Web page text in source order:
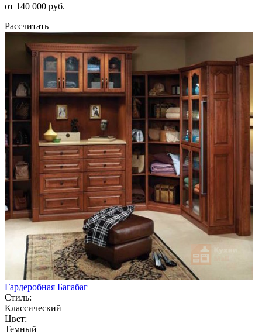
от 140 000 руб.
Рассчитать
Гардеробная Багабаг
Стиль:
Классический
Цвет:
Темный